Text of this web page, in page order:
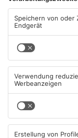
Fußball: Viktoria
Aschaffenburg
gegen TSV-Aubstadt
05.08.2026, 04:30 UHR IN
TOPNEWS